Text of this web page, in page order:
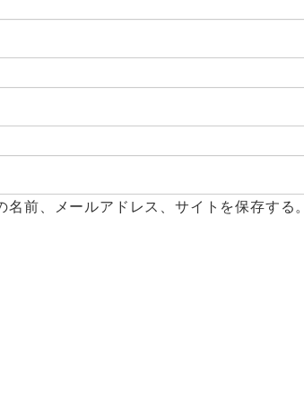
前、メールアドレス、サイトを保存する。